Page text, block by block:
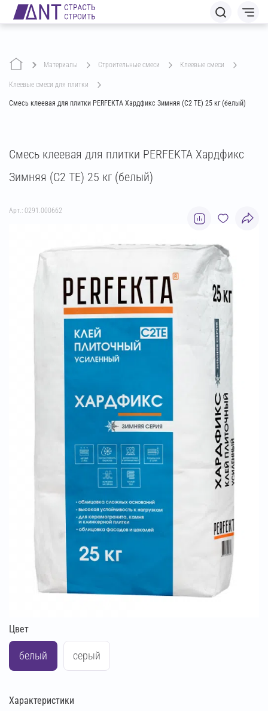
Материалы строительные смеси клеевые смеси
клеевые смеси для плитки
Смесь клеевая для плитки PERFEKTA Хардфикс Зимняя (C2 TE) 25 кг (белый)
Смесь клеевая для плитки PERFEKTA Хардфикс
Зимняя (C2 TE) 25 кг (белый)
Арт.: 0291.000662
Цвет
белый серый
Характеристики